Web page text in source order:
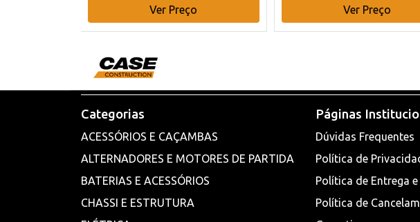
Ver Preço
Ver Preço
Categorias
ACESSÓRIOS E CAÇAMBAS
ALTERNADORES E MOTORES DE PARTIDA
BATERIAS E ACESSÓRIOS
CHASSI E ESTRUTURA
Páginas
Dúvidas Frequentes
Política de
Política de Entrega
Política de